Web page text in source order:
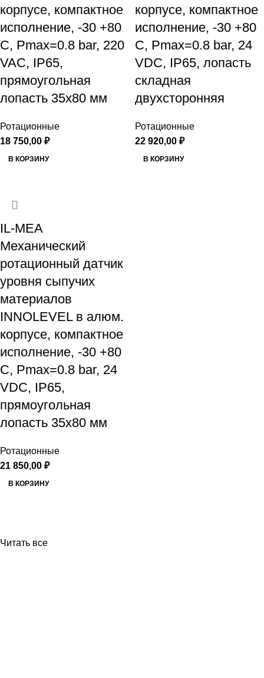
корпусе, компактное
исполнение, -30 +80
С, Рmax=0.8 bar, 220
VAC, IP65,
прямоугольная
лопасть 35х80 мм
Ротационные
18 750,00 ₽
В КОРЗИНУ
корпусе, компактное
исполнение, -30 +80
С, Рmax=0.8 bar, 24
VDC, IP65, лопасть
складная
двухсторонняя
Ротационные
22 920,00 ₽
В КОРЗИНУ
IL-MEA
Механический
ротационный датчик
уровня сыпучих
материалов
INNOLEVEL в алюм.
корпусе, компактное
исполнение, -30 +80
С, Рmax=0.8 bar, 24
VDC, IP65,
прямоугольная
лопасть 35х80 мм
Ротационные
21 850,00 ₽
В КОРЗИНУ
Читать все